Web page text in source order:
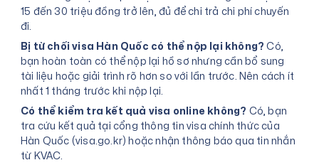
15 đến 30 triệu đồng trở lên, đủ để chi trả chi phí chuyến
đi.
Bị từ chối visa Hàn Quốc có thể nộp lại không?Có,
bạn hoàn toàn có thể nộp lại hồ sơ nhưng cần bổ sung
tài liệu hoặc giải trình rõ hơn so với lần trước. Nên cách ít
nhất 1 tháng trước khi nộp lại.
Có thể kiểm tra kết quả visa online không? Có, bạn
tra cứu kết quả tại cổng thông tin visa chính thức của
Hàn Quốc (visa.go.kr) hoặc nhận thông báo qua tin nhắn
từ KVAC.